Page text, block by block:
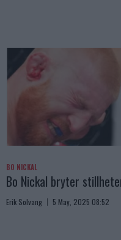
BO NICKAL
Bo Nickal bryter
Erik Solvang 5 May, 2025 08:52